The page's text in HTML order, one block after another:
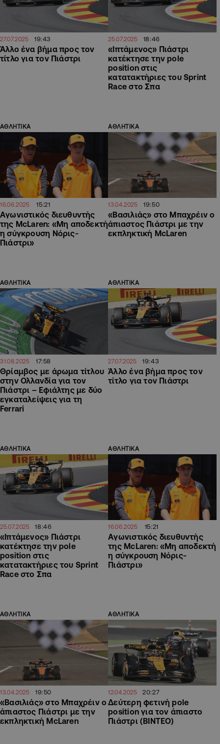
27.07.2025 19:43
Άλλο ένα βήμα προς τον
τίτλο για τον Πιάστρι
25.07.2025 18:46
«Ιπτάμενος» Πιάστρι
κατέκτησε την pole
position στις
κατατακτήριες του Sprint
Race στο Σπα
ΑΘΛΗΤΙΚΑ
16.06.2025 15:21
Aγωνιστικός διευθυντής
της McLaren: «Μη αποδεκτή
η σύγκρουση Νόρις-
Πιάστρι»
ΑΘΛΗΤΙΚΑ
13.04.2025 19:50
«Βασιλιάς» στο Μπαχρέιν ο
άπιαστος Πιάστρι με την
εκπληκτική McLaren
ΑΘΛΗΤΙΚΑ
31.08.2025 17:58
Θρίαμβος με άρωμα τίτλου
στην Ολλανδία για τον
Πιάστρι – Εφιάλτης με δύο
εγκαταλείψεις για τη
Ferrari
ΑΘΛΗΤΙΚΑ
27.07.2025 19:43
Άλλο ένα βήμα προς τον
τίτλο για τον Πιάστρι
ΑΘΛΗΤΙΚΑ
25.07.2025 18:46
«Ιπτάμενος» Πιάστρι
κατέκτησε την pole
position στις
κατατακτήριες του Sprint
Race στο Σπα
ΑΘΛΗΤΙΚΑ
16.06.2025 15:21
Aγωνιστικός διευθυντής
της McLaren: «Μη αποδεκτή
η σύγκρουση Νόρις-
Πιάστρι»
ΑΘΛΗΤΙΚΑ
13.04.2025 19:50
«Βασιλιάς» στο Μπαχρέιν ο
άπιαστος Πιάστρι με την
εκπληκτική McLaren
ΑΘΛΗΤΙΚΑ
12.04.2025 20:27
Δεύτερη φετινή pole
position για τον άπιαστο
Πιάστρι (ΒΙΝΤΕΟ)